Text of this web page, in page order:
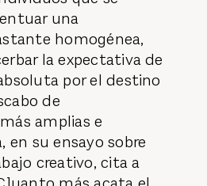
una
homogénea,
la expectativa de
por el destino
de
amplias e
en su ensayo sobre
creativo, cita a